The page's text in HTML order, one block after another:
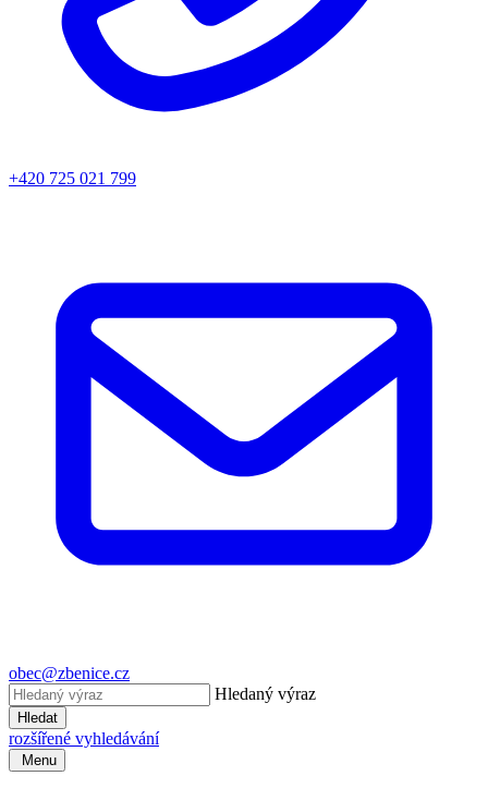
+420 725 021 799
obec@zbenice.cz
Hledaný výraz
Hledat
rozšířené vyhledávání
Menu